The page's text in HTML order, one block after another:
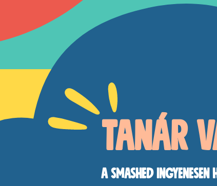
Tanár
A Smashed